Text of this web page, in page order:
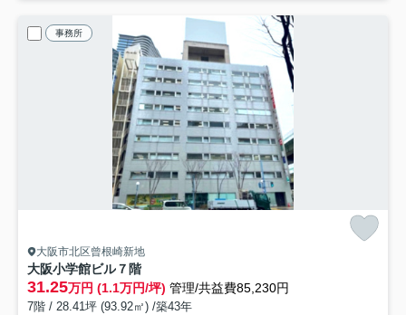
事務所
大阪市北区曾根崎新地
大阪小学館ビル７階
31.25万円 (1.1万円/坪) 管理/共益費85,230円
7階 / 28.41坪 (93.92㎡) /築43年